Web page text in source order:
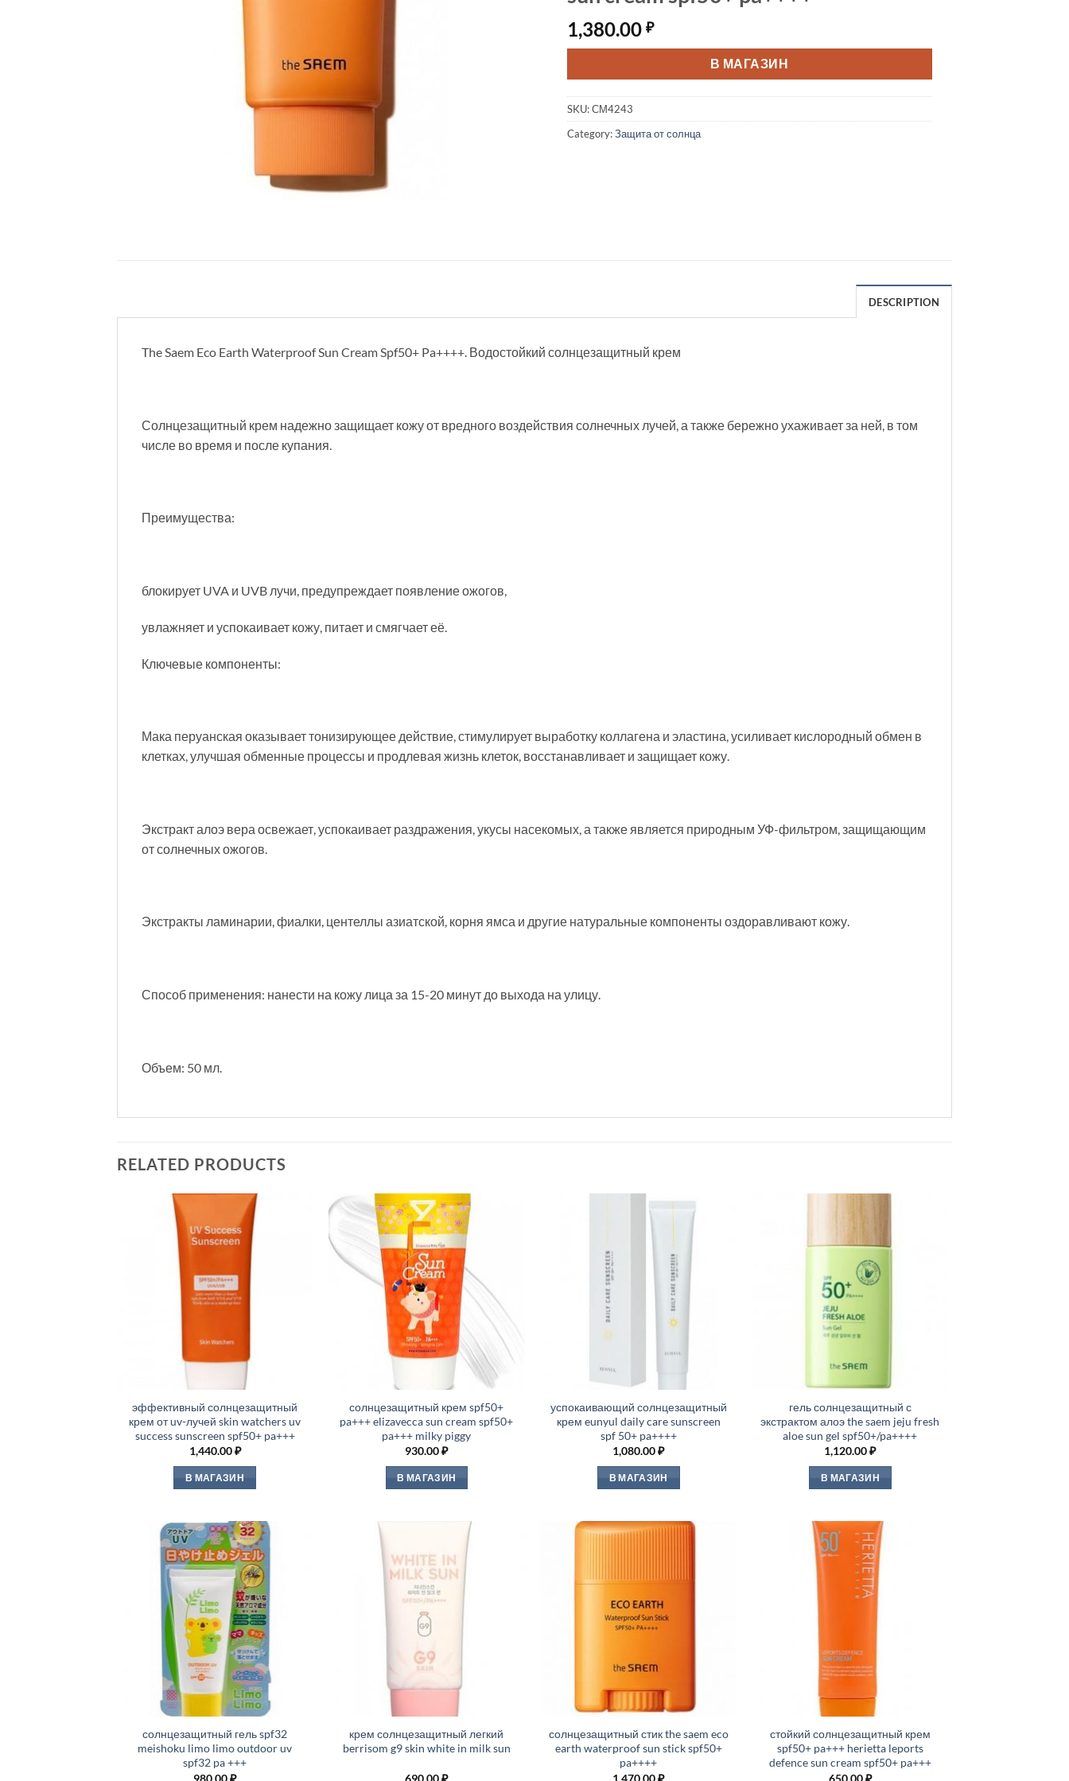
1,380.00 ₽
В МАГАЗИН
SKU:СМ4243
Category:Защита от солнца
DESCRIPTION
The Saem Eco Earth Waterproof Sun Cream Spf50+ Pa++++. Водостойкий солнцезащитный крем
Солнцезащитный крем надежно защищает кожу от вредного воздействия солнечных лучей, а также бережно ухаживает за ней, в том
числе во время и после купания.
Преимущества:
блокирует UVA и UVB лучи, предупреждает появление ожогов,
увлажняет и успокаивает кожу, питает и смягчает её.
Ключевые компоненты:
Мака перуанская оказывает тонизирующее действие, стимулирует выработку коллагена и эластина, усиливает кислородный обмен в
клетках, улучшая обменные процессы и продлевая жизнь клеток, восстанавливает и защищает кожу.
Экстракт алоэ вера освежает, успокаивает раздражения, укусы насекомых, а также является природным УФ-фильтром, защищающим
от солнечных ожогов.
Экстракты ламинарии, фиалки, центеллы азиатской, корня ямса и другие натуральные компоненты оздоравливают кожу.
Способ применения: нанести на кожу лица за 15-20 минут до выхода на улицу.
Объем: 50 мл.
RELATED PRODUCTS
эффективный солнцезащитный
крем от uv-лучей skin watchers uv
success sunscreen spf50+ pa+++
1,440.00₽
В МАГАЗИН
солнцезащитный крем spf50+
pa+++ elizavecca sun cream spf50+
pa+++ milky piggy
930.00₽
В МАГАЗИН
успокаивающий солнцезащитный
крем eunyul daily care sunscreen
spf 50+ pa++++
1,080.00₽
В МАГАЗИН
гель солнцезащитный с
экстрактом алоэ the saem jeju fresh
aloe sun gel spf50+/pa++++
1,120.00₽
В МАГАЗИН
солнцезащитный гель spf32
meishoku limo limo outdoor uv
spf32 pa +++
980.00₽
крем солнцезащитный легкий
berrisom g9 skin white in milk sun
690.00₽
солнцезащитный стик the saem eco
earth waterproof sun stick spf50+
pa++++
1,470.00₽
стойкий солнцезащитный крем
spf50+ pa+++ herietta leports
defence sun cream spf50+ pa+++
650.00₽